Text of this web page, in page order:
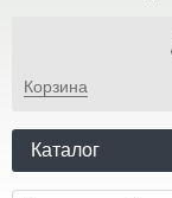
Корзина
Каталог